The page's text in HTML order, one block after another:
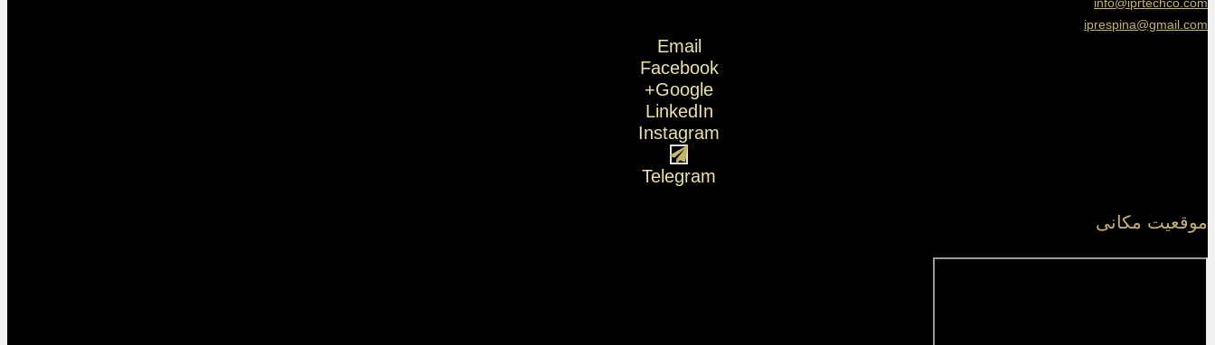
info@iprtechco.com
iprespina@gmail.com
Email
Facebook
Google+
LinkedIn
Instagram
Telegram
موقعیت مکانی